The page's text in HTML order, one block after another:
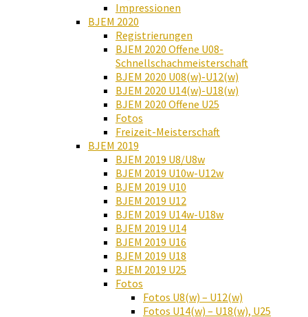
Impressionen
BJEM 2020
Registrierungen
BJEM 2020 Offene U08-
Schnellschachmeisterschaft
BJEM 2020 U08(w)-U12(w)
BJEM 2020 U14(w)-U18(w)
BJEM 2020 Offene U25
Fotos
Freizeit-Meisterschaft
BJEM 2019
BJEM 2019 U8/U8w
BJEM 2019 U10w-U12w
BJEM 2019 U10
BJEM 2019 U12
BJEM 2019 U14w-U18w
BJEM 2019 U14
BJEM 2019 U16
BJEM 2019 U18
BJEM 2019 U25
Fotos
Fotos U8(w) – U12(w)
Fotos U14(w) – U18(w), U25